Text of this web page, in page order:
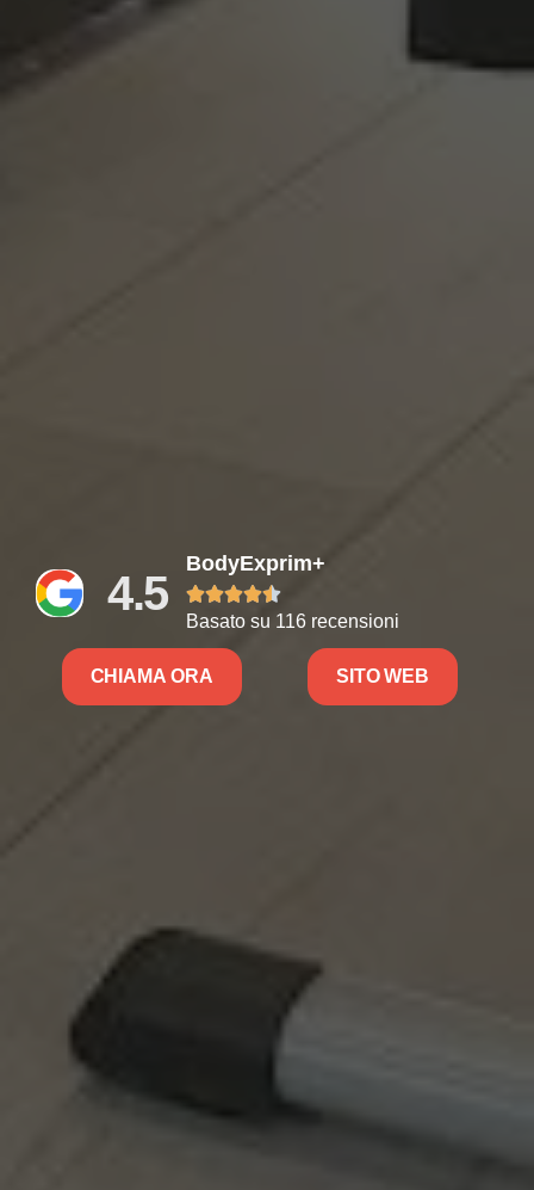
4.5
BodyExprim+

Basato su 116 recensioni
CHIAMA ORA SITO WEB